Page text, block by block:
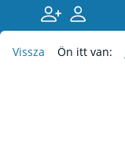
Vissza Ön itt van: